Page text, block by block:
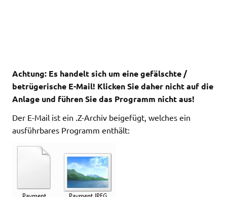
Achtung: Es handelt sich um eine gefälschte /
betrügerische E-Mail! Klicken Sie daher nicht auf die
Anlage und führen Sie das Programm nicht aus!
Der E-Mail ist ein .Z-Archiv beigefügt, welches ein
ausführbares Programm enthält: